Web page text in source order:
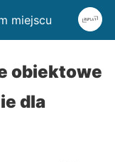
miejscu
obiektowe
dla